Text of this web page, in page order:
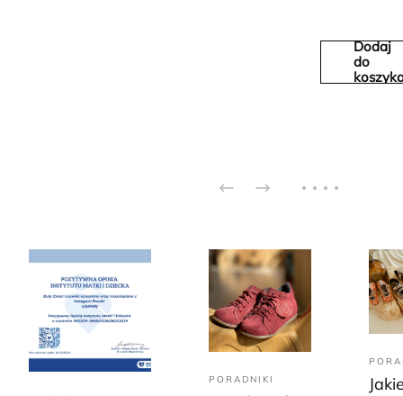
Dodaj
do
PORADNIKI